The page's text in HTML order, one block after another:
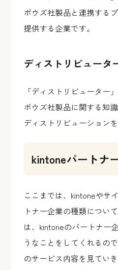
ボウズ社製品と連携する
提供する企業です。
ディストリビュータ
「ディストリビューター
ボウズ社製品に関する知
ディストリビューション
kintoneパートナ
ここまでは、kintoneやサ
トナー企業の種類につい
は、kintoneのパートナー
うなことをしてくれるの
のサービス内容を見ていき